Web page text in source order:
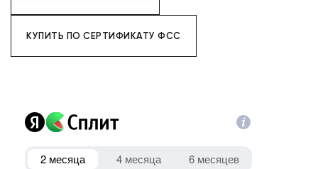
КУПИТЬ ПО СЕРТИФИКАТУ ФСС